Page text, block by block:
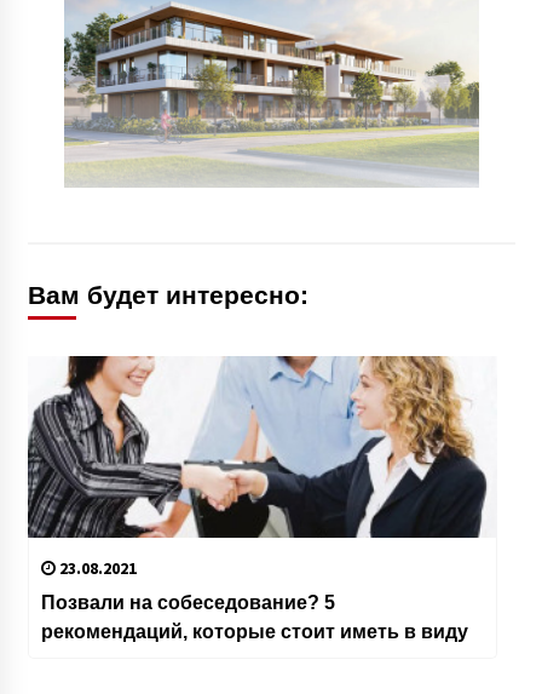
Вам будет интересно:
23.08.2021
Позвали на собеседование? 5
рекомендаций, которые стоит иметь в виду